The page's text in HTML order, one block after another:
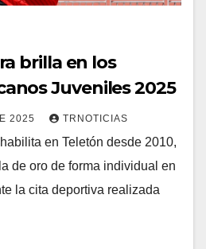
brilla en los
Juveniles 2025
2025 TRNOTICIAS
en Teletón desde 2010,
de oro de forma individual en
la cita deportiva realizada